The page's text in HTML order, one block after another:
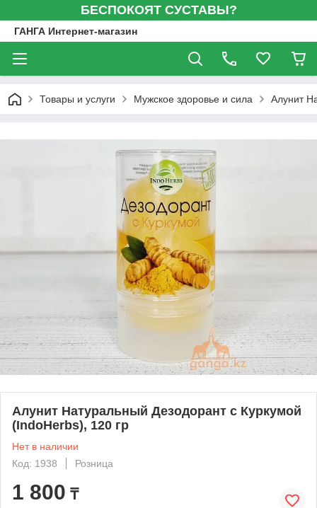
БЕСПОКОЯТ СУСТАВЫ?
ГАНГА Интернет-магазин
Товары и услуги Мужское здоровье и сила Алунит
Алунит Натуральный Дезодорант с Куркумой
(IndoHerbs), 120 гр
Нет в наличии
Код: 1938
Розница
1 800 ₸